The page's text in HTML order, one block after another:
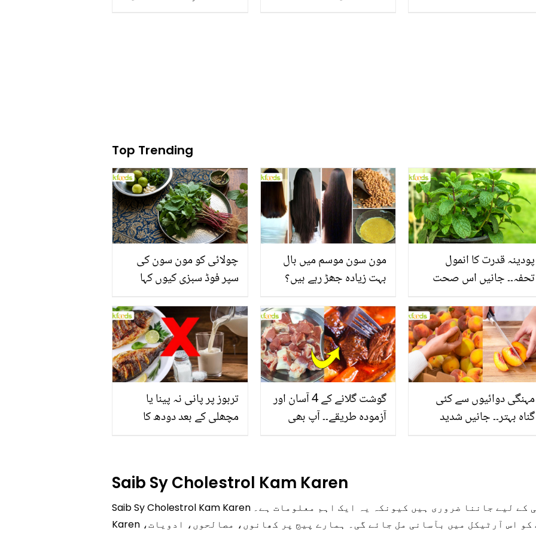
Top Trending
چولائی کو مون سون کی
سپر فوڈ سبزی کیوں کہا
منرلز اور اینٹی آکسیڈنٹس
سے بھرپور اس سبزی کے
فائدے
مون سون موسم میں بال
بہت زیادہ جھڑ رہے ہیں؟
بنانے کے چند قدرتی طریقے
پودینہ قدرت کا انمول
تحفہ۔۔ جانیں اس صحت
انگیز طبی فوائد
تربوز پر پانی نہ پینا یا
مچھلی کے بعد دودھ کا
حقیقت کیا ہے اور افواہ کیا؟
گوشت گلانے کے 4 آسان اور
آزمودہ طریقے۔۔ آپ بھی
مہنگی دوائیوں سے کئی
گناہ بہتر۔۔ جانیں شدید
Saib Sy Cholestrol Kam Karen
Saib Sy Cholestrol Kam Karen ہر کسی کے لیے جاننا ضروری ہیں کیونکہ یہ ایک اہم معلومات ہے۔ Saib Sy Cholestrol Kam
Karen سے متعلق تفصیلی معلومات آپ کو اس آرٹیکل میں بآسانی مل جائے گی۔ ہمارے پیج پر کھانوں، مصالحوں، ادویات،